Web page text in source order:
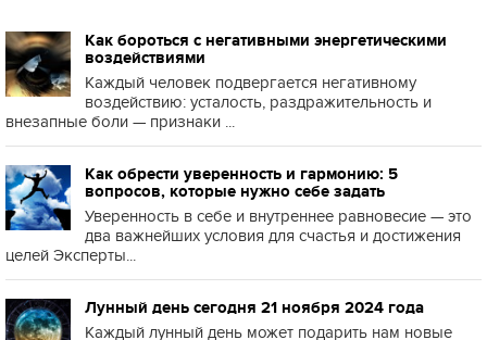
Как бороться с негативными энергетическими
воздействиями
Каждый человек подвергается негативному
воздействию: усталость, раздражительность и
внезапные боли — признаки ...
Как обрести уверенность и гармонию: 5
вопросов, которые нужно себе задать
Уверенность в себе и внутреннее равновесие — это
два важнейших условия для счастья и достижения
целей Эксперты...
Лунный день сегодня 21 ноября 2024 года
Каждый лунный день может подарить нам новые